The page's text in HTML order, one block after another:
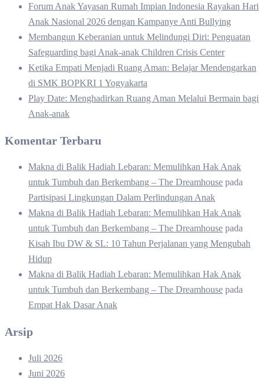
Forum Anak Yayasan Rumah Impian Indonesia Rayakan Hari
Anak Nasional 2026 dengan Kampanye Anti Bullying
Membangun Keberanian untuk Melindungi Diri: Penguatan
Safeguarding bagi Anak-anak Children Crisis Center
Ketika Empati Menjadi Ruang Aman: Belajar Mendengarkan
di SMK BOPKRI 1 Yogyakarta
Play Date: Menghadirkan Ruang Aman Melalui Bermain bagi
Anak-anak
Komentar Terbaru
Makna di Balik Hadiah Lebaran: Memulihkan Hak Anak
untuk Tumbuh dan Berkembang – The Dreamhouse pada
Partisipasi Lingkungan Dalam Perlindungan Anak
Makna di Balik Hadiah Lebaran: Memulihkan Hak Anak
untuk Tumbuh dan Berkembang – The Dreamhouse pada
Kisah Ibu DW & SL: 10 Tahun Perjalanan yang Mengubah
Hidup
Makna di Balik Hadiah Lebaran: Memulihkan Hak Anak
untuk Tumbuh dan Berkembang – The Dreamhouse pada
Empat Hak Dasar Anak
Arsip
Juli 2026
Juni 2026